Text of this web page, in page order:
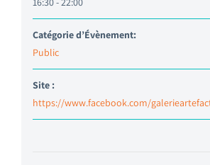
Catégorie d’Évènement:
Public
Site :
https://www.facebook.com/